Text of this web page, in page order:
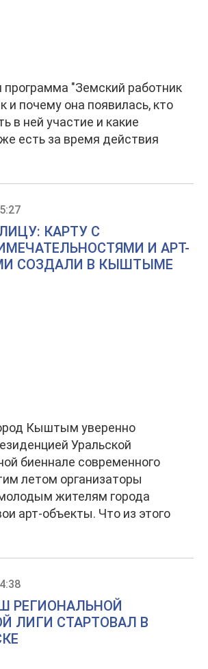
программа "Земский работник
и почему она появилась, кто
в ней участие и какие
есть за время действия
КАРТУ С
И АРТ-
СОЗДАЛИ В КЫШТЫМЕ
Кыштым уверенно
Уральской
биеннале современного
летом организаторы
жителям города
арт-объекты. Что из этого
РЕГИОНАЛЬНОЙ
ЛИГИ СТАРТОВАЛ В